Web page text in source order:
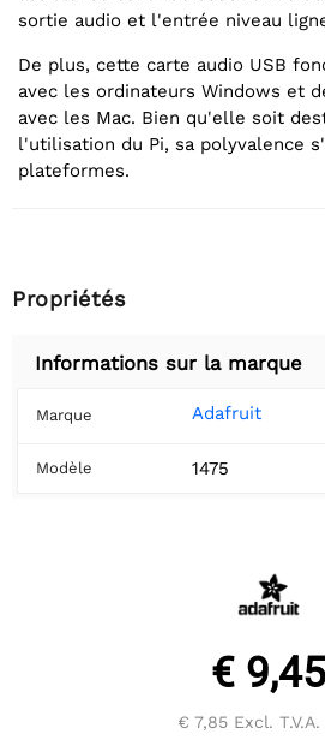
sortie audio et l'entrée niveau
De plus, cette carte audio USB
avec les ordinateurs Windows et
avec les Mac. Bien qu'elle soit
l'utilisation du Pi, sa polyvalence
plateformes.
Propriétés
Informations sur la marque
Marque Adafruit
Modèle 1475
€ 9,45
€ 7,85 Excl. T.V.A.